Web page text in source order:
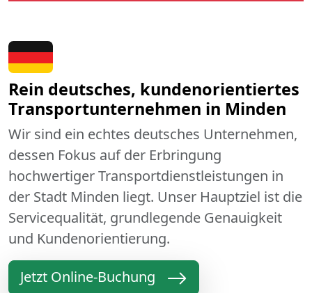
Rein deutsches, kundenorientiertes
Transportunternehmen in Minden
Wir sind ein echtes deutsches Unternehmen,
dessen Fokus auf der Erbringung
hochwertiger Transportdienstleistungen in
der Stadt Minden liegt. Unser Hauptziel ist die
Servicequalität, grundlegende Genauigkeit
und Kundenorientierung.
Jetzt Online-Buchung